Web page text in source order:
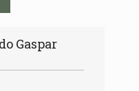
Gaspar